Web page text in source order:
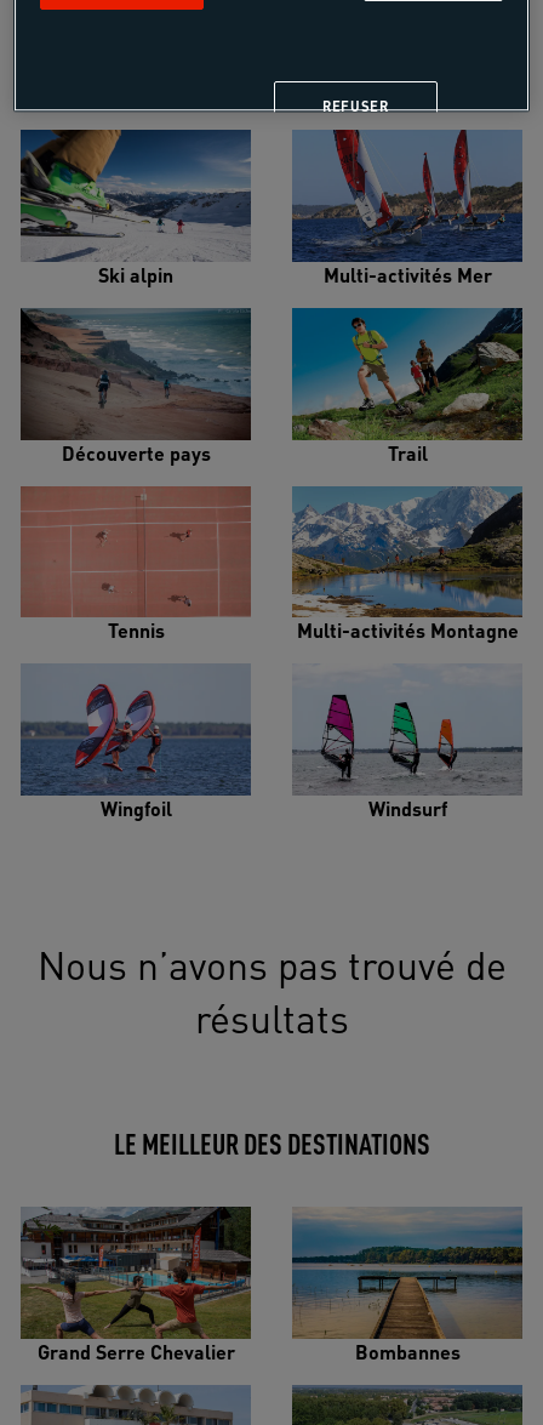
Snowboard
Ski alpin Multi-activités Mer
Découverte pays Trail
Tennis Multi-activités Montagne
Wingfoil Windsurf
Nous n’avons pas trouvé de
résultats
LE MEILLEUR DES DESTINATIONS
Grand Serre Chevalier Bombannes
REFUSER